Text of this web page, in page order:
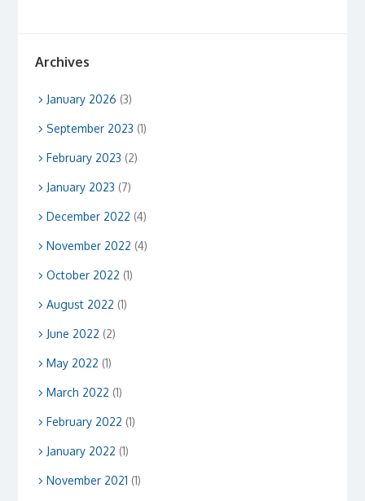
Archives
January 2026 (3)
September 2023 (1)
February 2023 (2)
January 2023 (7)
December 2022 (4)
November 2022 (4)
October 2022 (1)
August 2022 (1)
June 2022 (2)
May 2022 (1)
March 2022 (1)
February 2022 (1)
January 2022 (1)
November 2021 (1)